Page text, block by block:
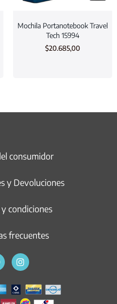
Mochila Portanotebook Travel
Tech 15994
$20.685,00
consumidor
y Devoluciones
condiciones
frecuentes